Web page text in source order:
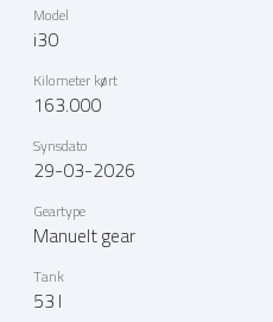
Model
i30
Kilometer kørt
163.000
Synsdato
29-03-2026
Geartype
Manuelt gear
Tank
53 l